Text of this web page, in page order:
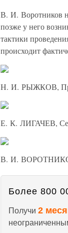
В. И. Воротников
позже у него
тактики
происходит
Н. И. РЫЖКОВ,
Е. К. ЛИГАЧЕВ,
В. И.
Более 800
Получи 2